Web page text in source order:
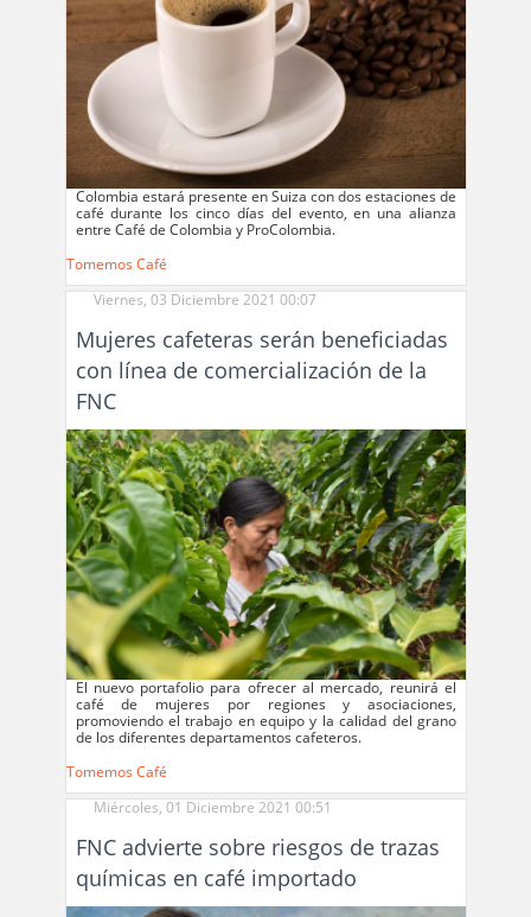
Colombia estará presente en Suiza con dos estaciones de
café durante los cinco días del evento, en una alianza
entre Café de Colombia y ProColombia.
Tomemos Café
Viernes, 03 Diciembre 2021 00:07
Mujeres cafeteras serán beneficiadas
con línea de comercialización de la
FNC
El nuevo portafolio para ofrecer al mercado, reunirá el
café de mujeres por regiones y asociaciones,
promoviendo el trabajo en equipo y la calidad del grano
de los diferentes departamentos cafeteros.
Tomemos Café
Miércoles, 01 Diciembre 2021 00:51
FNC advierte sobre riesgos de trazas
químicas en café importado